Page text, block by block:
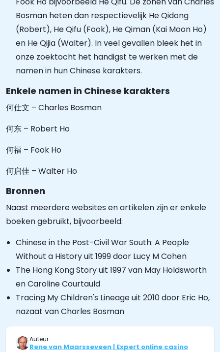
Bosman heten dan respectievelijk He Qidong
(Robert), He Qifu (Fook), He Qiman (Kai Moon Ho)
en He Qijia (Walter). In veel gevallen bleek het in
onze zoektocht het handigst te werken met de
namen in hun Chinese karakters.
Enkele namen in Chinese karakters
何仕文 – Charles Bosman
何东 – Robert Ho
何福 – Fook Ho
何启佳 – Walter Ho
Bronnen
Naast meerdere websites en artikelen zijn er enkele
boeken gebruikt, bijvoorbeeld:
Chinese in the Post-Civil War South: A People
Without a History uit 1999 door Lucy M Cohen
The Hong Kong Story uit 1997 van May Holdsworth
en Caroline Courtauld
Tracing My Children's Lineage uit 2010 door Eric Ho,
nazaat van Charles Bosman
Auteur:
Rene van Maarsseveen | Expert online casino